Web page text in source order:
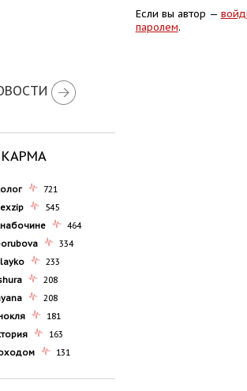
КАРМА
721
545
464
334
233
208
208
181
163
131
Если вы автор —
паролем.